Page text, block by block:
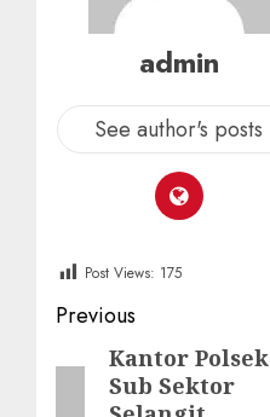
admin
See author's posts
Post Views: 175
Post
navigation
Previous
PreviousKantor Polsek
Sub Sektor